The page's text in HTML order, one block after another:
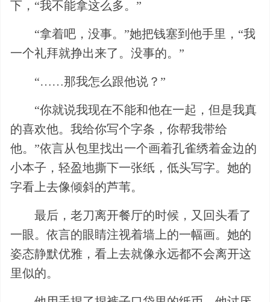
下，“我不能拿这么多。”
“拿着吧，没事。”她把钱塞到他手里，“我
一个礼拜就挣出来了。没事的。”
“……那我怎么跟他说？”
“你就说我现在不能和他在一起，但是我真
的喜欢他。我给你写个字条，你帮我带给
他。”依言从包里找出一个画着孔雀绣着金边的
小本子，轻盈地撕下一张纸，低头写字。她的
字看上去像倾斜的芦苇。
最后，老刀离开餐厅的时候，又回头看了
一眼。依言的眼睛注视着墙上的一幅画。她的
姿态静默优雅，看上去就像永远都不会离开这
里似的。